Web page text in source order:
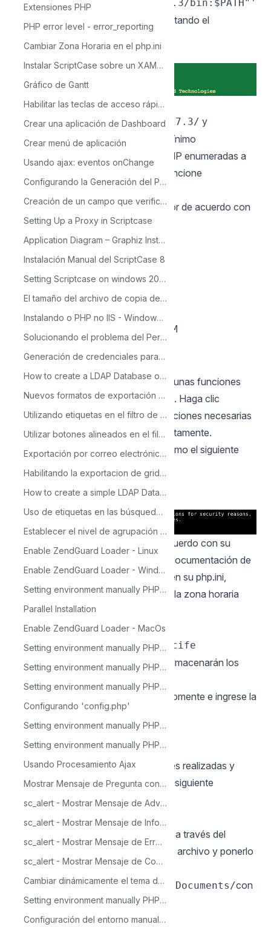
Extensiones PHP
PHP error level - error_reporting
Cambiar Zona Horaria en el php.ini
Instalar ScriptCase sobre un XAMPP en Windows
Gráfico de Gantt
Habilitar las teclas de acceso rápido de Scriptcase
Crear una aplicación de Dashboard
Crear menú de aplicación
Usando ajax: eventos onChange
Configurando la Generación del PDF
Creación de un campo que verifica valores en otra tabla - Lookup
Setting Up a Proxy in Scriptcase
Application Diagram – Graphiz Installation on Debian based Linux Platform
Instalación Manual del ScriptCase 8
Setting Scriptcase on windows 2003 with IIS 6.0
El tamaño del archivo de copia de seguridad es mayor que el soportado por PHP
Instalando o PHP no IIS - Windows 2000/XP
Solucionando el problema del Permiso de Ejecución Zendid
Generación de credenciales para la autenticación con Facebook
How to create a LDAP Database on Windows Server
Nuevos formatos de exportación del gráfico
Utilizando etiquetas en el filtro de la gráfica
Utilizar botones alineados en el filtro avanzado de la grid
Exportación por correo electrónico en el gráfico
Habilitando la exportacion de grids anidadas en XLS
How to create a simple LDAP Database on Linux
Uso de etiquetas en las búsquedas de las grids
Establecer el nivel de agrupación de exportación en reportes de la grid.
Enable ZendGuard Loader - Linux
Enable ZendGuard Loader - Windows
Setting environment manually PHP 5.4 - Linux
Parallel Installation
Enable ZendGuard Loader - MacOs
Setting environment manually PHP 5.4 - Mac OS X
Setting environment manually PHP 5.4 - CentOS
Setting environment manually PHP 5.6 - Mac OS X
Configurando 'config.php'
Setting environment manually PHP 5.6 - Linux
Setting environment manually PHP 5.6 - Windows
Usando Procesamiento Ajax
Mostrar Mensaje de Pregunta con SweetAlert - sc_alert
sc_alert - Mostrar Mensaje de Advertencia con SweetAlert (warning)
sc_alert - Mostrar Mensaje de Información con SweetAlert (info)
sc_alert - Mostrar Mensaje de Error con SweetAlert (error)
sc_alert - Mostrar Mensaje de Confirmación con SweetAlert (success)
Cambiar dinámicamente el tema de un proyecto con la macro sc_set_theme
Setting environment manually PHP 5.6 - CentOS
Configuración del entorno manualmente PHP 7.0 - Windows IIS
PATH="/usr/local/opt/php@7.3/bin:$PATH"'
9 - Verifique la versión de PHP ejecutando el
10 - Acceda al archivo php.ini en el
directorio./usr/local/etc/php/7.3/ y
establezca correctamente el valor mínimo
recomendado de estas directivas PHP enumeradas a
continuación para que Scriptcase funcione
correctamente.
Busque las directivas y asigne el valor de acuerdo con
este ejemplo.:
max_execution_time = 3600
max_input_time = 3600
max_input_vars = 10000
memory_limit = 1024M
upload_max_filesize = 1024M
11 - Por defecto, PHP deshabilita algunas funciones
que son importantes para Scriptcase. Haga clic
enaquipara acceder a la lista de funciones necesarias
para que Scriptcase funcione correctamente.
Cambiar la línea disable_functions como el siguiente
12 - Configure PHP TimeZone de acuerdo con su
documentación de
PHP Busque la línea date.timezone en su php.ini,
descomente y edite de acuerdo con la zona horaria
seleccionada.
Ejemplo:
date.timezone = America/Recife
13 - Configure la carpeta donde se almacenarán los
, descomente e ingrese la
ruta a su carpeta temporal.
Ejemplo:
session.save_path = "/tmp"
14 - Guardar todas las modificaciones realizadas y
reinicie el servicio Apache usando el siguiente
comando en la terminal:
sudo apachectl restart
15 - Verifique los cambios realizados a través del
archivo info.php. Necesita crear este archivo y ponerlo
en el
directorio./Library/WebServer/Documents/con
el siguiente contenido:
php</code